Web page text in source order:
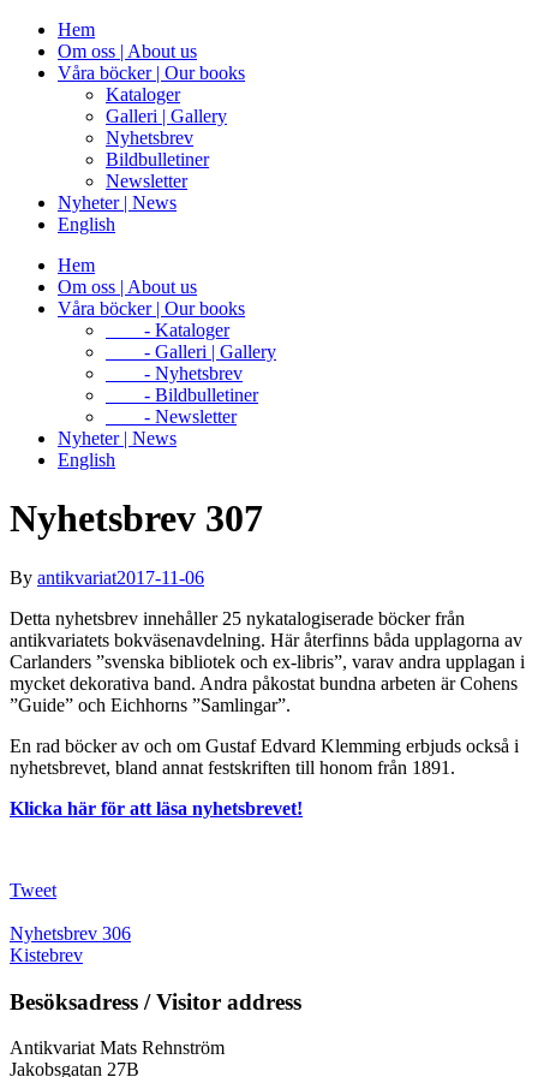
Hem
Om oss | About us
Våra böcker | Our books
Kataloger
Galleri | Gallery
Nyhetsbrev
Bildbulletiner
Newsletter
Nyheter | News
English
Hem
Om oss | About us
Våra böcker | Our books
- Kataloger
- Galleri | Gallery
- Nyhetsbrev
- Bildbulletiner
- Newsletter
Nyheter | News
English
Nyhetsbrev 307
By antikvariat2017-11-06
Detta nyhetsbrev innehåller 25 nykatalogiserade böcker från
antikvariatets bokväsenavdelning. Här återfinns båda upplagorna av
Carlanders ”svenska bibliotek och ex-libris”, varav andra upplagan i
mycket dekorativa band. Andra påkostat bundna arbeten är Cohens
”Guide” och Eichhorns ”Samlingar”.
En rad böcker av och om Gustaf Edvard Klemming erbjuds också i
nyhetsbrevet, bland annat festskriften till honom från 1891.
Klicka här för att läsa nyhetsbrevet!
Tweet
Nyhetsbrev 306
Kistebrev
Besöksadress / Visitor address
Antikvariat Mats Rehnström
Jakobsgatan 27B